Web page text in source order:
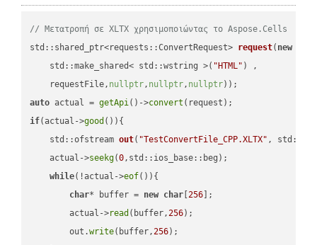
// Μετατροπή σε XLTX χρησιμοποιώντας το Aspose.Cells
std::shared_ptr<requests::ConvertRequest> request( new
    std::make_shared< std::wstring >(
"HTML" ) ,
    requestFile,
nullptr, nullptr, nullptr))
auto actual = getApi()->convert
if(actual->good ()){
std::ofstream out( "TestConvertFile_CPP.XLTX" ,
    actual->
seekg(0,std::ios_base::beg);
while(!actual->eof()){
char* buffer = new char [256 ];
        actual->
read (buffer,256);
        out.
write(buffer,256);